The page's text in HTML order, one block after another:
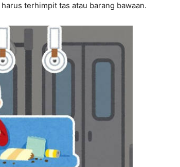
terhimpit tas atau barang bawaan.